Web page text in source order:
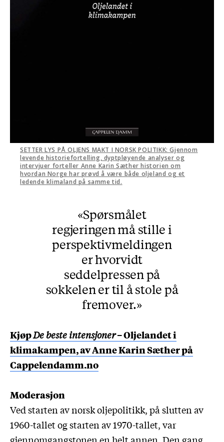
SETTER LYS PÅ OLJENS MAKT I NORSK POLITIKK: Gjennom
levende historiefortelling, dyptpløyende analyser og
intervjuer forteller Anne Karin Sæther historien om
hvordan Norge har prøvd å være både oljeland og et
ledende klimaland på samme tid.
Spørsmålet
regjeringen må stille i
perspektivmeldingen
er hvorvidt
seddelpressen på
sokkelen er til å stole på
fremover.
KjøpDe beste intensjoner– Oljelandet i
klimakampen, av Anne Karin Sæther på
Cappelendamm.no
Moderasjon
Ved starten av norsk oljepolitikk, på slutten av
1960-tallet og starten av 1970-tallet, var